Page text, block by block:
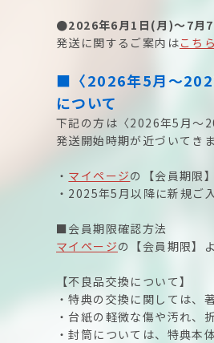
●2026年6月1日(月)～7月7
発送に関するご案内はこちら
■〈2026年5月〜
について
下記の方は〈2026年5月〜
発送開始時期が近づいてき
・ マイページの【会員期限
・2025年5月以降に新規ご
■会員期限確認方法
マイページの【会員期限】
【不良品交換について】
・特典の交換に関しては、
・台紙の軽微な傷や汚れ、
・封筒については、特典本